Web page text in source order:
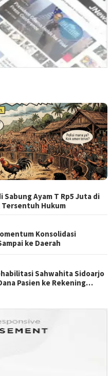
Ayam T Rp5 Juta di
Tersentuh Hukum
Konsolidasi
ke Daerah
Sahwahita Sidoarjo
Pasien ke Rekening